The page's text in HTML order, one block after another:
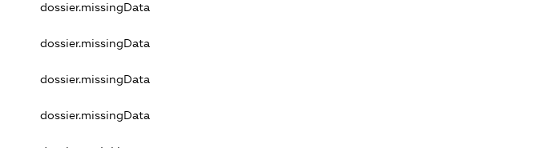
dossier.missingData
dossier.missingData
dossier.missingData
dossier.missingData